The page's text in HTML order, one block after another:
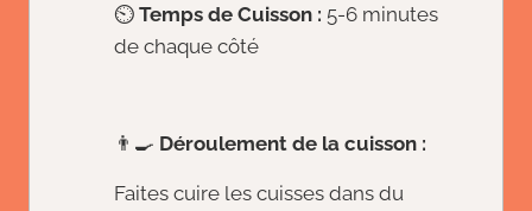
⏲️ Temps de Cuisson : 5-6 minutes
de chaque côté
👨‍🍳 Déroulement de la cuisson :
Faites cuire les cuisses dans du